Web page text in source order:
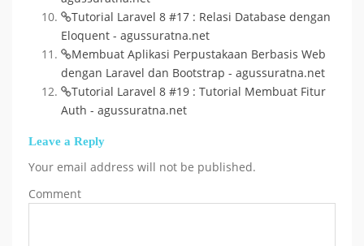
Tutorial Laravel 8 #17 : Relasi Database dengan
Eloquent - agussuratna.net
Membuat Aplikasi Perpustakaan Berbasis Web
dengan Laravel dan Bootstrap - agussuratna.net
Tutorial Laravel 8 #19 : Tutorial Membuat Fitur
Auth - agussuratna.net
Leave a Reply
Your email address will not be published.
Comment